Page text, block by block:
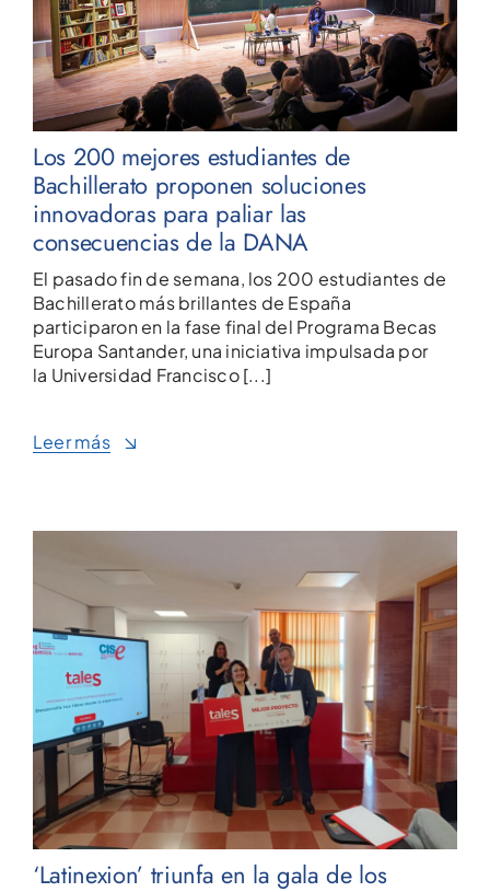
Los 200 mejores estudiantes de
Bachillerato proponen soluciones
innovadoras para paliar las
consecuencias de la DANA
El pasado fin de semana, los 200 estudiantes de
Bachillerato más brillantes de España
participaron en la fase final del Programa Becas
Europa Santander, una iniciativa impulsada por
la Universidad Francisco [...]
Leer más
‘Latinexion’ triunfa en la gala de los